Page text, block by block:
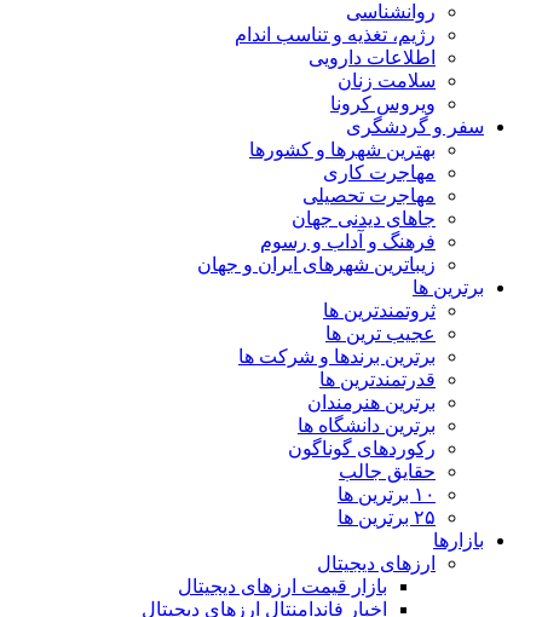
روانشناسی
رژیم، تغذیه و تناسب اندام
اطلاعات دارویی
سلامت زنان
ویروس کرونا
سفر و گردشگری
بهترین شهرها و کشورها
مهاجرت کاری
مهاجرت تحصیلی
جاهای دیدنی جهان
فرهنگ و آداب و رسوم
زیباترین شهرهای ایران و جهان
برترین ها
ثروتمندترین ها
عجیب ترین ها
برترین برندها و شرکت ها
قدرتمندترین ها
برترین هنرمندان
برترین دانشگاه ها
رکوردهای گوناگون
حقایق جالب
۱۰ برترین ها
۲۵ برترین ها
بازارها
ارزهای دیجیتال
بازار قیمت ارزهای دیجیتال
اخبار فاندامنتال ارزهای دیجیتال